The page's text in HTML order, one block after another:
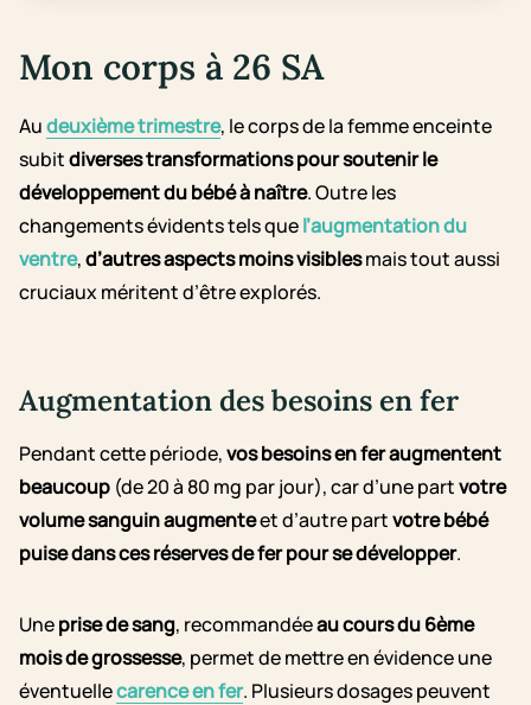
Mon corps à 26 SA
Audeuxième trimestre, le corps de la femme enceinte
subitdiverses transformations pour soutenir le
développement du bébé à naître. Outre les
changements évidents tels quel’augmentation du
ventre,d’autres aspects moins visiblesmais tout aussi
cruciaux méritent d’être explorés.
Augmentation des besoins en fer
Pendant cette période,vos besoins en fer augmentent
beaucoup (de 20 à 80 mg par jour), car d’une partvotre
volume sanguin augmenteet d’autre partvotre bébé
puise dans ces réserves de fer pour se développer.
Uneprise de sang, recommandéeau cours du 6ème
mois de grossesse, permet de mettre en évidence une
éventuellecarence en fer. Plusieurs dosages peuvent